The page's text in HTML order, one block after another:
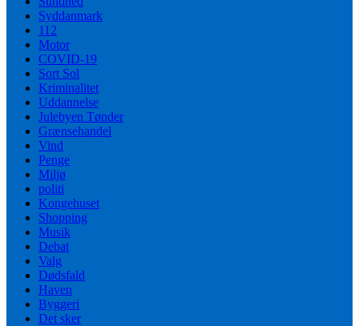
Syddanmark
112
Motor
COVID-19
Sort Sol
Kriminalitet
Uddannelse
Julebyen Tønder
Grænsehandel
Vind
Penge
Miljø
politi
Kongehuset
Shopping
Musik
Debat
Valg
Dødsfald
Haven
Byggeri
Det sker